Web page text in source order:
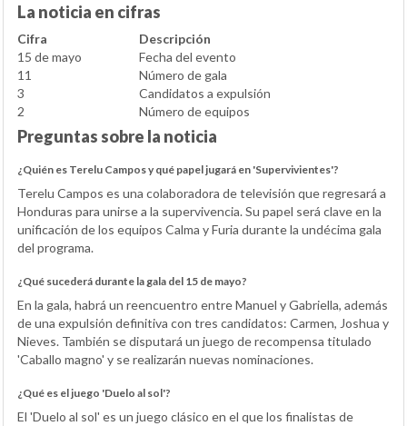
La noticia en cifras
Cifra
Descripción
15 de mayo
Fecha del evento
11
Número de gala
3
Candidatos a expulsión
2
Número de equipos
Preguntas sobre la noticia
¿Quién es Terelu Campos y qué papel jugará en 'Supervivientes'?
Terelu Campos es una colaboradora de televisión que regresará a
Honduras para unirse a la supervivencia. Su papel será clave en la
unificación de los equipos Calma y Furia durante la undécima gala
del programa.
¿Qué sucederá durante la gala del 15 de mayo?
En la gala, habrá un reencuentro entre Manuel y Gabriella, además
de una expulsión definitiva con tres candidatos: Carmen, Joshua y
Nieves. También se disputará un juego de recompensa titulado
'Caballo magno' y se realizarán nuevas nominaciones.
¿Qué es el juego 'Duelo al sol'?
El 'Duelo al sol' es un juego clásico en el que los finalistas de